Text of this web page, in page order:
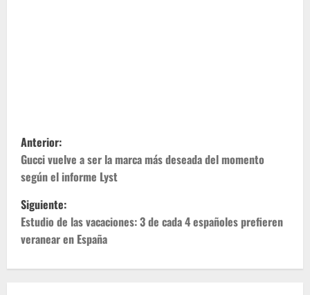
N
a
v
e
g
Anterior:
Gucci vuelve a ser la marca más deseada del momento
según el informe Lyst
Siguiente:
Estudio de las vacaciones: 3 de cada 4 españoles prefieren
veranear en España